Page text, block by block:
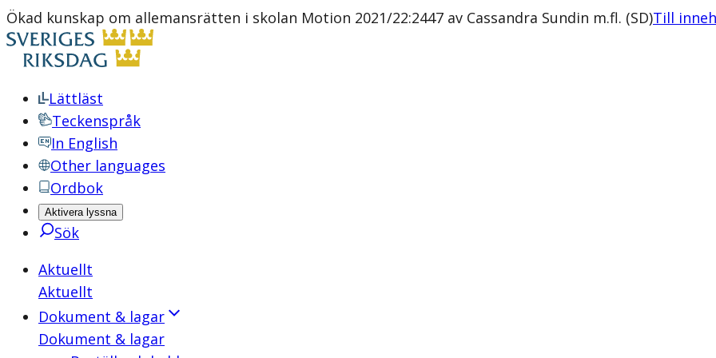
Ökad kunskap om allemansrätten i skolan Motion 2021/22:2447 av Cassandra Sundin m.fl. (SD)Till
Lättläst
Teckenspråk
In English
Other languages
Ordbok
Aktivera lyssna
Sök
Aktuellt
Aktuellt
Dokument & lagar
Dokument & lagar